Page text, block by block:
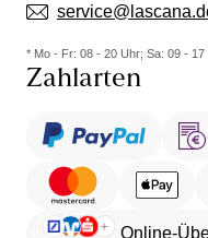
* Mo - Fr: 08 - 20 Uhr; Sa: 09 - 17
Zahlarten
Online-